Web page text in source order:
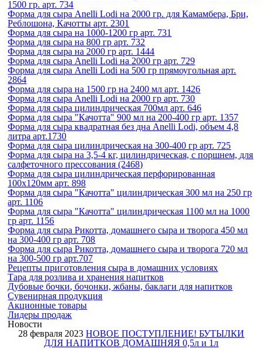
1500 гр. арт. 734
Форма для сыра Anelli Lodi на 2000 гр. для Камамбера, Бри,
Реблошона, Качотты арт. 2301
Форма для сыра на 1000-1200 гр арт. 731
Форма для сыра на 800 гр арт. 732
Форма для сыра на 2000 гр арт. 1444
Форма для сыра Anelli Lodi на 2000 гр арт. 729
Форма для сыра Anelli Lodi на 500 гр прямоугольная арт.
2864
Форма для сыра на 1500 гр на 2400 мл арт. 1426
Форма для сыра Anelli Lodi на 2000 гр арт. 730
Форма для сыра цилиндрическая 700мл арт. 646
Форма для сыра "Качотта" 900 мл на 200-400 гр арт. 1357
Форма для сыра квадратная без дна Anelli Lodi, объем 4,8
литра арт.1730
Форма для сыра цилиндрическая на 300-400 гр арт. 725
Форма для сыра на 3,5-4 кг, цилиндрическая, с поршнем, для
салфеточного прессования (2468)
Форма для сыра цилиндрическая перфорированная
100х120мм арт. 898
Форма для сыра "Качотта" цилиндрическая 300 мл на 250 гр
арт. 1106
Форма для сыра "Качотта" цилиндрическая 1100 мл на 1000
гр арт. 1156
Форма для сыра Рикотта, домашнего сыра и творога 450 мл
на 300-400 гр арт. 708
Форма для сыра Рикотта, домашнего сыра и творога 720 мл
на 300-500 гр арт.707
Рецепты приготовления сыра в домашних условиях
Тара для розлива и хранения напитков
Дубовые бочки, бочонки, жбаны, баклаги для напитков
Сувенирная продукция
Акционные товары
Лидеры продаж
Новости
28 февраля 2023 НОВОЕ ПОСТУПЛЕНИЕ! БУТЫЛКИ
ДЛЯ НАПИТКОВ ДОМАШНЯЯ 0,5л и 1л